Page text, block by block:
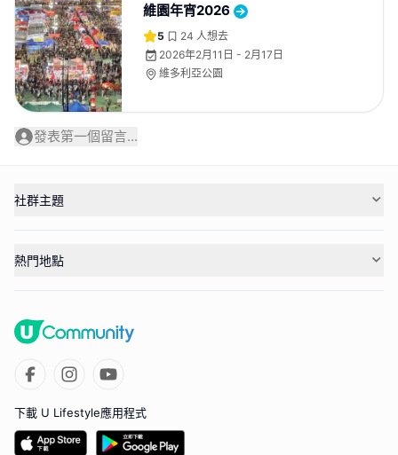
維園年宵2026
5 24 人想去
2026年2月11日 - 2月17日
維多利亞公園
發表第一個留言...
社群主題
熱門地點
下載 U Lifestyle應用程式